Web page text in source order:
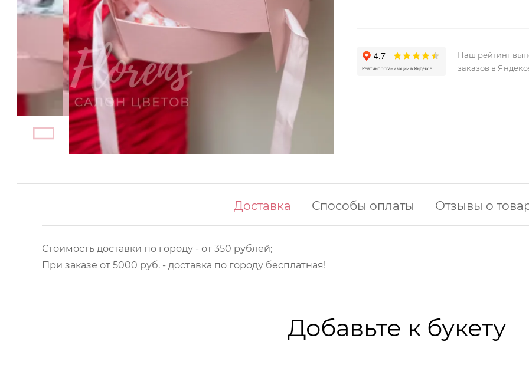
Наш рейтинг
заказов в
Доставка Способы оплаты Отзывы о
Стоимость доставки по городу - от 350 рублей;
При заказе от 5000 руб. - доставка по городу бесплатная!
Добавьте к букету